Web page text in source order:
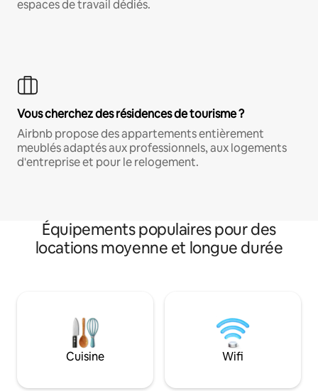
espaces de travail dédiés.
Vous cherchez des résidences de tourisme ?
Airbnb propose des appartements entièrement
meublés adaptés aux professionnels, aux logements
d'entreprise et pour le relogement.
Équipements populaires pour des
locations moyenne et longue durée
Cuisine Wifi